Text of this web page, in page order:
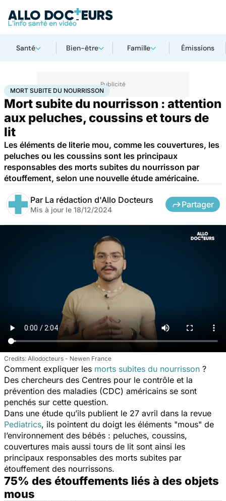
Santé Bien-être Famille Émissions
Accueil SantéMort subite du nourrisson
MORT SUBITE DU NOURRISSON
Mort subite du nourrisson : attention
aux peluches, coussins et tours de
lit
Les éléments de literie mou, comme les couvertures, les
peluches ou les coussins sont les principaux
responsables des morts subites du nourrisson par
étouffement, selon une nouvelle étude américaine.
Par La rédaction d'Allo Docteurs
Mis à jour le 18/12/2024
Partager
Allodocteurs - Newen France
Comment expliquer les morts subites du nourrisson ?
Des chercheurs des Centres pour le contrôle et la
prévention des maladies (CDC) américains se sont
penchés sur cette question.
Dans une étude qu’ils publient le 27 avril dans la revue
Pediatrics, ils pointent du doigt les éléments "mous" de
l’environnement des bébés : peluches, coussins,
couvertures mais aussi tours de lit sont ainsi les
principaux responsables des morts subites par
étouffement des nourrissons.
75% des étouffements liés à des objets
mous